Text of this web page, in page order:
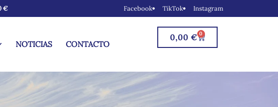
€ Facebook TikTok Instagram
NOTICIAS CONTACTO
0,00 € 0